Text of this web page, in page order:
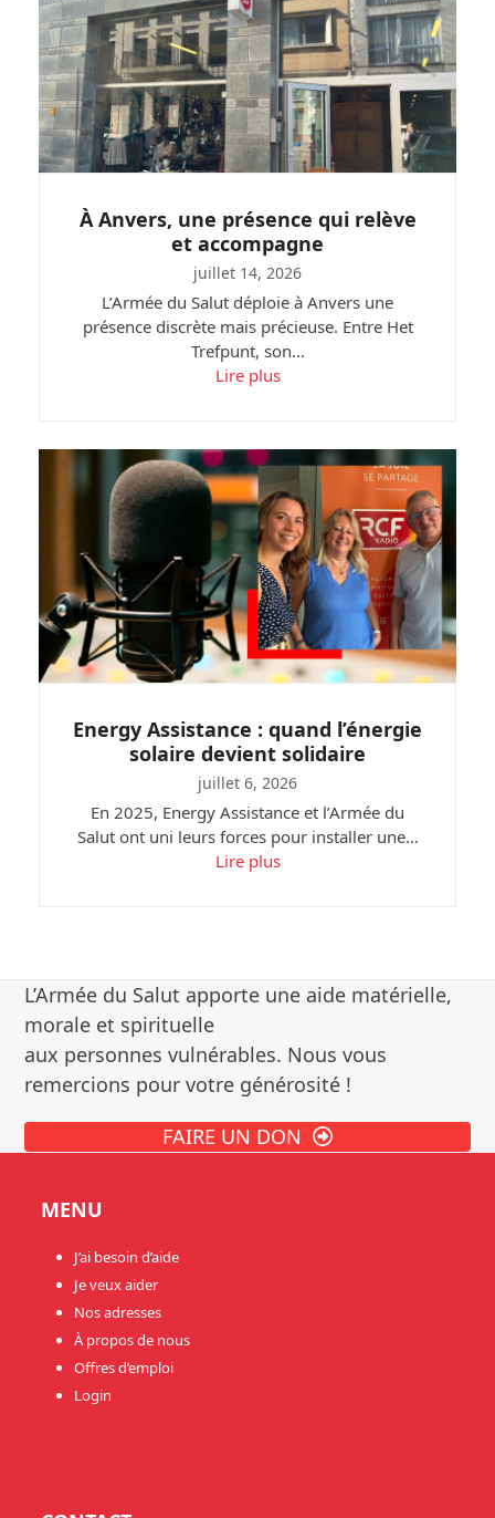
À Anvers, une présence qui relève
et accompagne
juillet 14, 2026
L’Armée du Salut déploie à Anvers une
présence discrète mais précieuse. Entre Het
Trefpunt, son…
Lire plus
Energy Assistance : quand l’énergie
solaire devient solidaire
juillet 6, 2026
En 2025, Energy Assistance et l’Armée du
Salut ont uni leurs forces pour installer une…
Lire plus
L’Armée du Salut apporte une aide matérielle,
morale et spirituelle
aux personnes vulnérables. Nous vous
remercions pour votre générosité !
FAIRE UN DON
MENU
J’ai besoin d’aide
Je veux aider
Nos adresses
À propos de nous
Offres d’emploi
Login